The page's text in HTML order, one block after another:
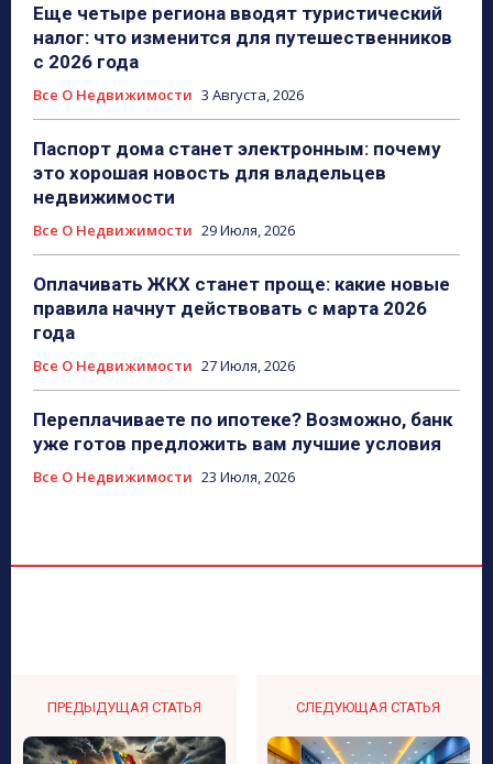
Еще четыре региона вводят туристический
налог: что изменится для путешественников
с 2026 года
Все О Недвижимости 3 Августа, 2026
Паспорт дома станет электронным: почему
это хорошая новость для владельцев
недвижимости
Все О Недвижимости 29 Июля, 2026
Оплачивать ЖКХ станет проще: какие новые
правила начнут действовать с марта 2026
года
Все О Недвижимости 27 Июля, 2026
Переплачиваете по ипотеке? Возможно, банк
уже готов предложить вам лучшие условия
Все О Недвижимости 23 Июля, 2026
ПРЕДЫДУЩАЯ СТАТЬЯ СЛЕДУЮЩАЯ СТАТЬЯ